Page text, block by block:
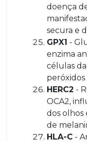
doença
secura e
GPX1 -
enzima
células
peróxidos
HERC2 -
OCA2,
dos olhos
de
HLA-C -